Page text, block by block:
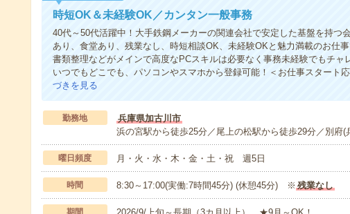
時短OK＆未経験OK／カンタン一般事務
40代～50代活躍中！大手鉄鋼メーカーの関連会社で安定した基盤を持つ
あり、食堂あり、残業なし、時短相談OK、未経験OKと魅力満載のお仕
書類整理などがメインで高度なPCスキルは必要なく事務未経験でもチャ
いつでもどこでも、パソコンやスマホから登録可能！＜お仕事スタート
づきを見る
勤務地
兵庫県加古川市
浜の宮駅から徒歩25分／尾上の松駅から徒歩29分／別府(
曜日頻度 月・火・水・木・金・土・祝 週5日
時間 8:30～17:00(実働:7時間45分) (休憩45分) ※ 残業なし
期間